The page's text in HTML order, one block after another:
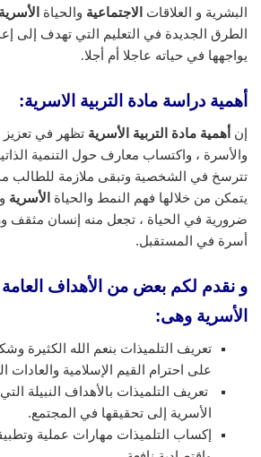
البشرية و العلاقات
الاجتماعية والحياة الأسرية
الطرق الجديدة في التعليم التي تهدف إلى
يواجهها في حياته عاجلا أم أجلا.
أهمية دراسة مادة التربية الاسرية:
إن أهمية مادة التربية الأسرية تظهر في تعزيز
والأسرة ، واكتساب معارف حول التنمية
تترسخ في الشخصية وتبقى ملازمة للطالب
يتمكن من خلالها فهم النمط والحياة الأسرية
ضرورية في الحياة ، تجعل منه إنسان مثقف
أسرة في المستقبل.
و نقدم لكم بعض من الأهداف العامة
الأسرية وهى:
تعريف التلميذات بنعم الله الكثيرة
على احترام القيم الإسلامية والعادات
تعريف التلميذات بالأهداف النبيلة
الأسرية إلى تحقيقها في المجتمع.
إكساب التلميذات مهارات عملية